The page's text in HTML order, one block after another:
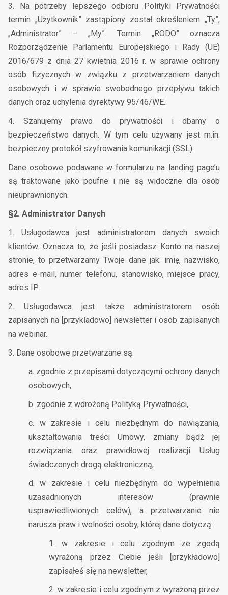
3. Na potrzeby lepszego odbioru Polityki Prywatności
termin „Użytkownik” zastąpiony został określeniem „Ty”,
„Administrator” – „My”. Termin „RODO” oznacza
Rozporządzenie Parlamentu Europejskiego i Rady (UE)
2016/679 z dnia 27 kwietnia 2016 r. w sprawie ochrony
osób fizycznych w związku z przetwarzaniem danych
osobowych i w sprawie swobodnego przepływu takich
danych oraz uchylenia dyrektywy 95/46/WE.
4. Szanujemy prawo do prywatności i dbamy o
bezpieczeństwo danych. W tym celu używany jest m.in.
bezpieczny protokół szyfrowania komunikacji (SSL).
Dane osobowe podawane w formularzu na landing page’u
są traktowane jako poufne i nie są widoczne dla osób
nieuprawnionych.
§2. Administrator Danych
1. Usługodawca jest administratorem danych swoich
klientów. Oznacza to, że jeśli posiadasz Konto na naszej
stronie, to przetwarzamy Twoje dane jak: imię, nazwisko,
adres e-mail, numer telefonu, stanowisko, miejsce pracy,
adres IP.
2. Usługodawca jest także administratorem osób
zapisanych na [przykładowo] newsletter i osób zapisanych
na webinar.
3. Dane osobowe przetwarzane są:
a. zgodnie z przepisami dotyczącymi ochrony danych
osobowych,
b. zgodnie z wdrożoną Polityką Prywatności,
c. w zakresie i celu niezbędnym do nawiązania,
ukształtowania treści Umowy, zmiany bądź jej
rozwiązania oraz prawidłowej realizacji Usług
świadczonych drogą elektroniczną,
d. w zakresie i celu niezbędnym do wypełnienia
uzasadnionych interesów (prawnie
usprawiedliwionych celów), a przetwarzanie nie
narusza praw i wolności osoby, której dane dotyczą:
1. w zakresie i celu zgodnym ze zgodą
wyrażoną przez Ciebie jeśli [przykładowo]
zapisałeś się na newsletter,
2. w zakresie i celu zgodnym z wyrażoną przez